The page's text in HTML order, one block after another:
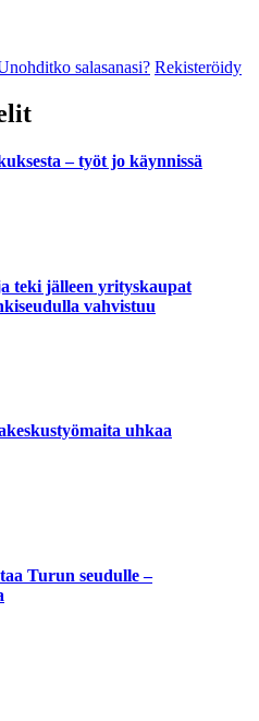
salasanasi? Rekisteröidy
– työt jo käynnissä
teki jälleen yrityskaupat
vahvistuu
uhkaa
Turun seudulle –